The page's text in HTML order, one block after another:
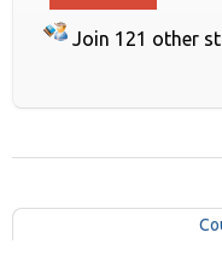
Join 121 other